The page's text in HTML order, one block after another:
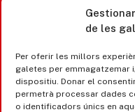
de les
Per oferir les millors
galetes per emmagatzemar
dispositiu. Donar el
permetrà processar dades
o identificadors únics en
Castell d’Aro · Platja
365